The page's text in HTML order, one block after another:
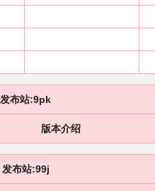
发布站:9pk
版本介绍
发布站:99j